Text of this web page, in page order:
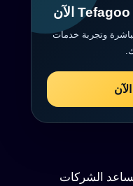
وتجربة خدمات
الشركات